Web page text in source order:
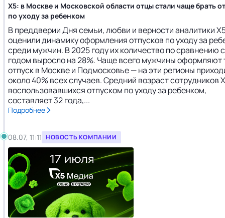
X5: в Москве и Московской области отцы стали чаще брать
по уходу за ребенком
В преддверии Дня семьи, любви и верности аналитики
оценили динамику оформления отпусков по уходу за
среди мужчин. В 2025 году их количество по сравнению
годом выросло на 28%. Чаще всего мужчины оформляют
отпуск в Москве и Подмосковье — на эти регионы
около 40% всех случаев. Средний возраст сотрудников
воспользовавшихся отпуском по уходу за ребенком,
составляет 32 года,...
Подробнее
08.07, 11:11 НОВОСТЬ КОМПАНИИ